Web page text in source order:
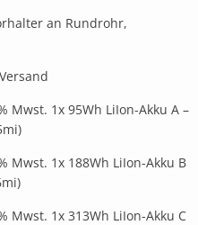
an Rundrohr,
Mwst. 1x 95Wh LiIon-Akku A –
Mwst. 1x 188Wh LiIon-Akku B
Mwst. 1x 313Wh LiIon-Akku C